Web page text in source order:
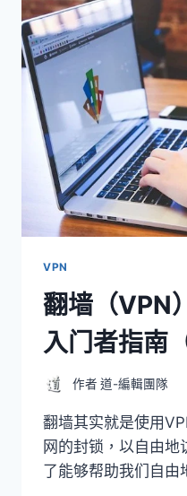
VPN
翻墙（VPN
入门者指南
作者 道-編輯團隊
翻墙其实就是使用
网的封锁，以自由
了能够帮助我们自由